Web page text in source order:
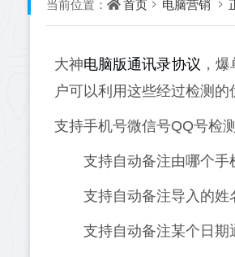
当前位置： 首页 电脑营销
大神电脑版通讯录协议 ，
户可以利用这些经过检测的
支持手机号微信号QQ号检
支持自动备注由哪个手
支持自动备注导入的姓
支持自动备注某个日期